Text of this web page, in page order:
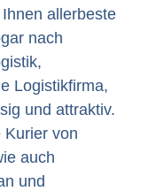
allerbeste
nach
Logistikfirma,
und attraktiv.
Kurier von
auch
und